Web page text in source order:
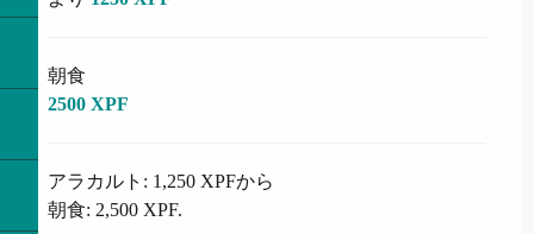
朝食
2500 XPF
アラカルト: 1,250 XPFから
朝食: 2,500 XPF.